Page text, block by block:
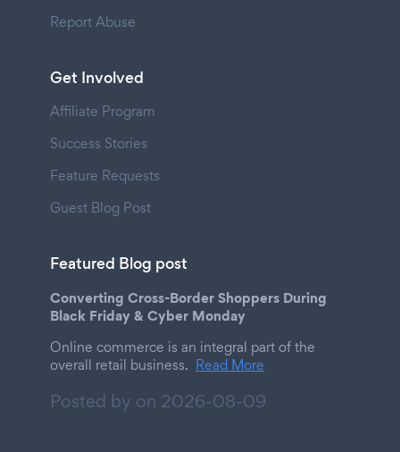
Report Abuse
Get Involved
Affiliate Program
Success Stories
Feature Requests
Guest Blog Post
Featured Blog post
Converting Cross-Border Shoppers During
Black Friday & Cyber Monday
Online commerce is an integral part of the
overall retail business. Read More
Posted by on 2026-08-09